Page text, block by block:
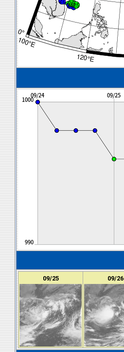
09/25 09/26